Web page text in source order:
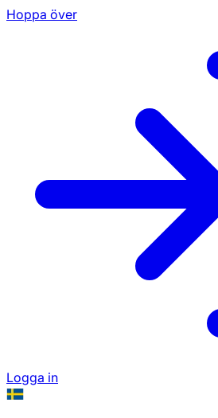
Hoppa över
Logga in